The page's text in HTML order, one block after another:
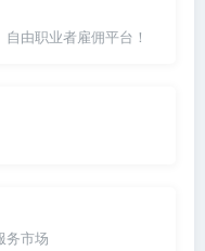
由职业者雇佣平台！
务市场